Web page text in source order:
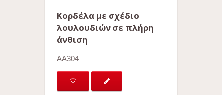
Κορδέλα με σχέδιο
λουλουδιών σε πλήρη
άνθιση
AA304